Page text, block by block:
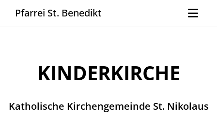
Pfarrei St. Benedikt
KINDERKIRCHE
Katholische Kirchengemeinde St. Nikolaus